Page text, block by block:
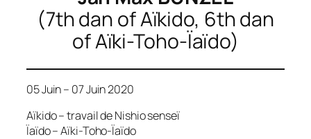
(7th dan of Aïkido, 6th dan
of Aïki-Toho-Ïaïdo)
05 Juin – 07 Juin 2020
Aïkido – travail de Nishio senseï
Ïaïdo – Aïki-Toho-Ïaïdo